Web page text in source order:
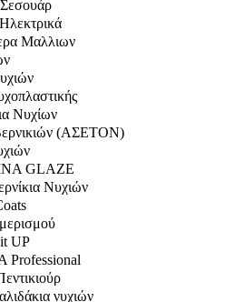
Μαλλιων
Νυχίων
(ΑΣΕΤΟΝ)
GLAZE
Νυχιών
UP
Professional
νυχιών